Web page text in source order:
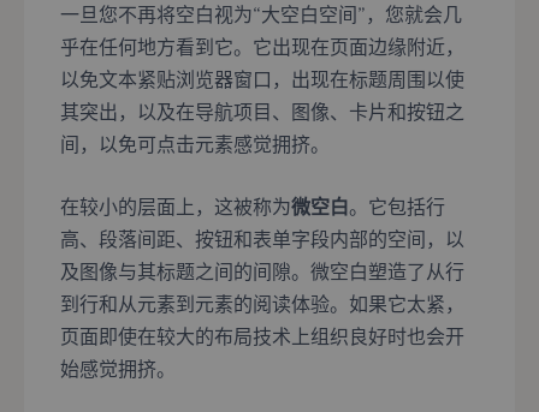
一旦您不再将空白视为“大空白空间”，您就会几
乎在任何地方看到它。它出现在页面边缘附近，
以免文本紧贴浏览器窗口，出现在标题周围以使
其突出，以及在导航项目、图像、卡片和按钮之
间，以免可点击元素感觉拥挤。
在较小的层面上，这被称为微空白。它包括行
高、段落间距、按钮和表单字段内部的空间，以
及图像与其标题之间的间隙。微空白塑造了从行
到行和从元素到元素的阅读体验。如果它太紧，
页面即使在较大的布局技术上组织良好时也会开
始感觉拥挤。